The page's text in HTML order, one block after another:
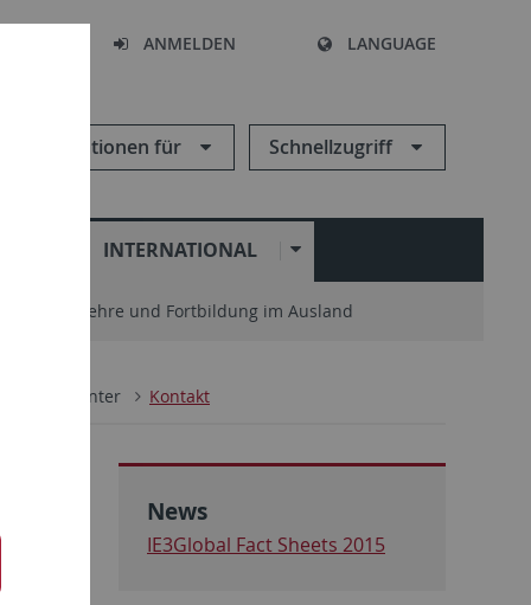
ANMELDEN LANGUAGE
Informationen für Schnellzugriff
INTERNATIONAL
Lehre und Fortbildung im Ausland
Study Center Kontakt
News
IE3Global Fact Sheets 2015